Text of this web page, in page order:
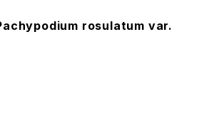
rosulatum var.